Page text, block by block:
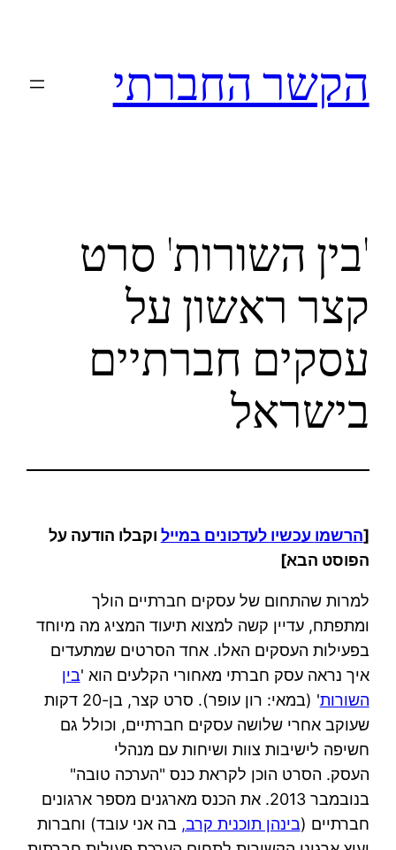
הקשר החברתי
'בין השורות' סרט
קצר ראשון על
עסקים חברתיים
בישראל
[הרשמו עכשיו לעדכונים במייל וקבלו הודעה על
הפוסט הבא]
למרות שהתחום של עסקים חברתיים הולך
ומתפתח, עדיין קשה למצוא תיעוד המציג מה מיוחד
בפעילות העסקים האלו. אחד הסרטים שמתעדים
איך נראה עסק חברתי מאחורי הקלעים הוא 'בין
השורות
' (במאי: רון עופר). סרט קצר, בן-20 דקות
שעוקב אחרי שלושה עסקים חברתיים, וכולל גם
חשיפה לישיבות צוות ושיחות עם מנהלי
העסק. הסרט הוכן לקראת כנס "הערכה טובה"
בנובמבר 2013. את הכנס מארגנים מספר ארגונים
חברתיים (בינהן תוכנית קרב, בה אני עובד) וחברות